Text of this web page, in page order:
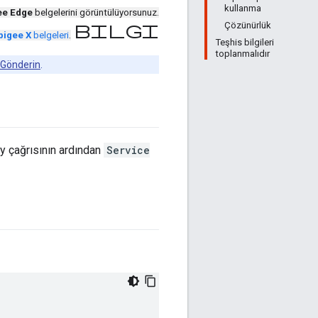
kullanma
Çözünürlük
Teşhis bilgileri
toplanmalıdır
Edge belgelerini görüntülüyorsunuz.
X belgeleri. bilgi
ardından Service